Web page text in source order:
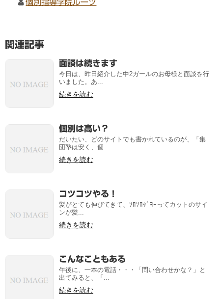
個別指導学院ルーツ
関連記事
面談は続きます
今日は、昨日紹介した中2ガールのお母様と面談を行
いました。あ...
続きを読む
個別は高い？
だいたい、どのサイトでも書かれているのが、「集
団塾は安く、個...
続きを読む
コツコツやる！
髪がとても伸びてきて、ｿﾛｿﾛﾀﾞﾖｰってカットのサイ
ンが髪...
続きを読む
こんなこともある
午後に、一本の電話・・・「問い合わせかな？」と
出てみると、「...
続きを読む